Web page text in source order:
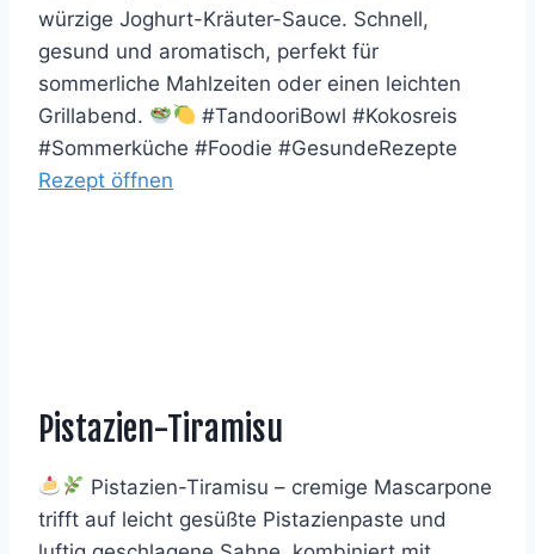
würzige Joghurt-Kräuter-Sauce. Schnell,
gesund und aromatisch, perfekt für
sommerliche Mahlzeiten oder einen leichten
Grillabend.
#TandooriBowl #Kokosreis
#Sommerküche #Foodie #GesundeRezepte
Rezept öffnen
Pistazien-Tiramisu
Pistazien-Tiramisu – cremige Mascarpone
trifft auf leicht gesüßte Pistazienpaste und